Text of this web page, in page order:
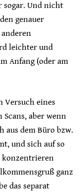
sogar. Und nicht
genauer
leichter und
Anfang (oder am
Versuch eines
Scans, aber wenn
aus dem Büro bzw.
und sich auf so
konzentrieren
ganz
das separat